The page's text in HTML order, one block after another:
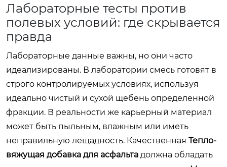
Лабораторные тесты против
полевых условий: где скрывается
правда
Лабораторные данные важны, но они часто
идеализированы. В лаборатории смесь готовят в
строго контролируемых условиях, используя
идеально чистый и сухой щебень определенной
фракции. В реальности же карьерный материал
может быть пыльным, влажным или иметь
неправильную лещадность. Качественная Тепло-
вяжущая добавка для асфальта должна обладать